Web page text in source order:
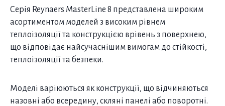
Серія Reynaers MasterLine 8 представлена широким
асортиментом моделей з високим рівнем
теплоізоляції та конструкцією врівень з поверхнею,
що відповідає найсучаснішим вимогам до стійкості,
теплоізоляції та безпеки.
Моделі варіюються як конструкції, що відчиняються
назовні або всередину, скляні панелі або поворотні.